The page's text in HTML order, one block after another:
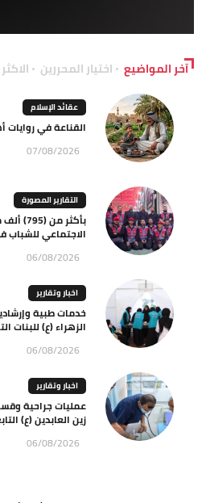
آخر المواضيع اختيار المحررين
عقائد الإسلام
القناعة في روايات
07/08/2026
التقارير المصورة
بأكثر
الاجتماعي للشباب
06/08/2026
اخبار وتقارير
خدمات طبية
الزهراء (ع) للبنات
06/08/2026
اخبار وتقارير
عمليات جراحية
زين العابدين (ع)
06/08/2026